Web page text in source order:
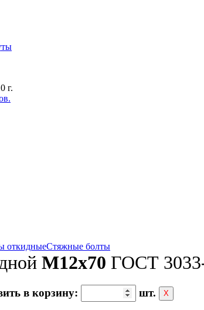
г.
откидныеСтяжные болты
М12х70 ГОСТ
в корзину: шт. Х